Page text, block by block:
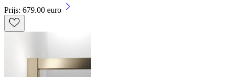
Prijs: 679.00 euro